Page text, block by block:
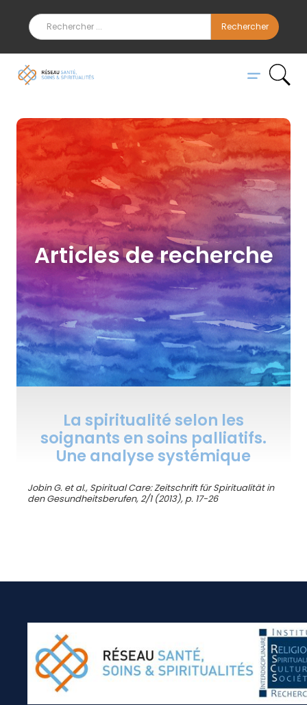
Articles de recherche
La spiritualité selon les
soignants en soins palliatifs.
Une analyse systémique
Jobin G. et al., Spiritual Care: Zeitschrift für Spiritualität in
den Gesundheitsberufen, 2/1 (2013), p. 17-26